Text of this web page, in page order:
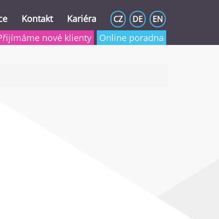
Kontakt Kariéra CZ DE EN
Online poradna
nové klienty